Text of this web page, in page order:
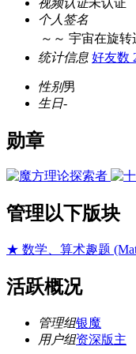
个人签名
～～ 宇宙在旋转
统计信息 好友数
性别男
生日-
勋章
管理以下版块
★ 数学、算术趣题
活跃概况
管理组银魔
用户组资深版主